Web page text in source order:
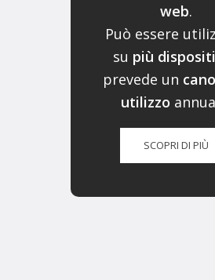
web.
Può essere
su più
prevede un
utilizzo
SCOPRI DI PIÙ